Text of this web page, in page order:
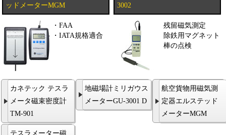
ッドメーターMGM
・FAA
・IATA規格適合
3002
残留磁気測定
除鉄用マグネット
棒の点検
カネテック テスラ
メータ磁束密度計
TM-901
テスラメーター磁
地磁場計ミリガウス
メーターGU-3001 D
航空貨物用磁気測
定器エルステッド
メーターMGM